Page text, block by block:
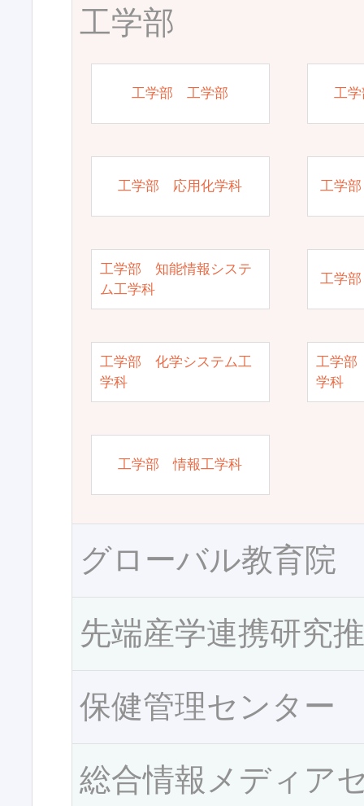
工学部
工学部 工学部 工
工学部 応用化学科 工学
工学部 知能情報システ
ム工学科
工学
工学部 化学システム工
学科
工学部
学科
工学部 情報工学科
グローバル教育院
先端産学連携研究
保健管理センター
総合情報メディア